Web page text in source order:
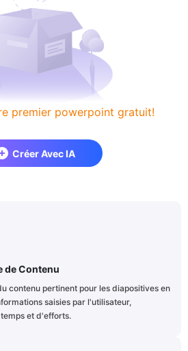
premier powerpoint gratuit!
Créer Avec IA
de Contenu
contenu pertinent pour les diapositives en
saisies par l'utilisateur,
et d'efforts.